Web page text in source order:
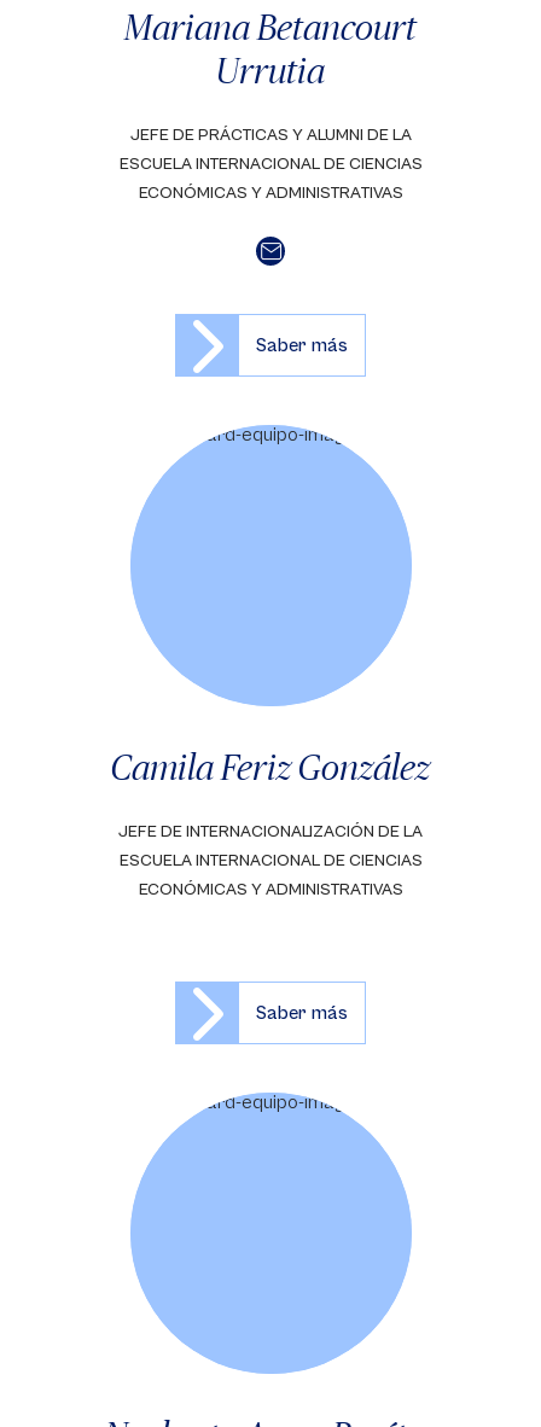
Mariana Betancourt
Urrutia
JEFE DE PRÁCTICAS Y ALUMNI DE LA
ESCUELA INTERNACIONAL DE CIENCIAS
ECONÓMICAS Y ADMINISTRATIVAS
Saber más
Camila Feriz González
JEFE DE INTERNACIONALIZACIÓN DE LA
ESCUELA INTERNACIONAL DE CIENCIAS
ECONÓMICAS Y ADMINISTRATIVAS
Saber más